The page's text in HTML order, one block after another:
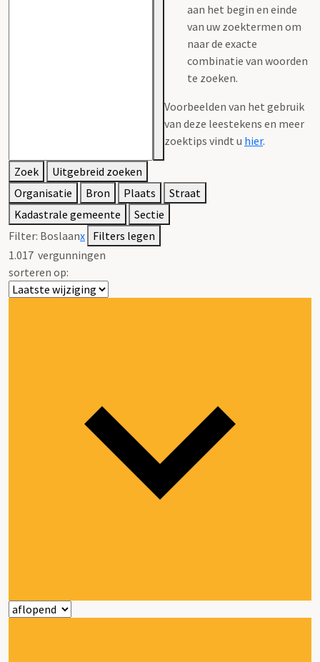
aan het begin en einde
van uw zoektermen om
naar de exacte
combinatie van woorden
te zoeken.
Voorbeelden van het gebruik
van deze leestekens en meer
zoektips vindt u hier.
Zoek
Uitgebreid zoeken
Organisatie
Bron Plaats
Straat
Kadastrale gemeente
Sectie
Filter: Boslaanx Filters legen
1.017 vergunningen
sorteren op: